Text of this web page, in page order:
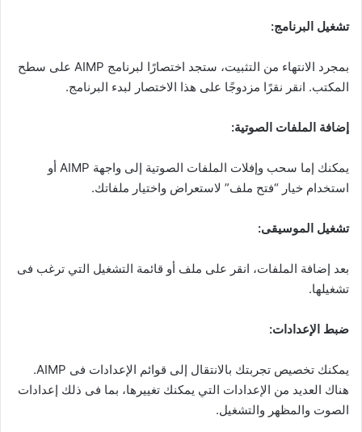
تشغيل البرنامج:
بمجرد الانتهاء من التثبيت، ستجد اختصارًا لبرنامج AIMP على سطح
المكتب. انقر نقرًا مزدوجًا على هذا الاختصار لبدء البرنامج.
إضافة الملفات الصوتية:
يمكنك إما سحب وإفلات الملفات الصوتية إلى واجهة AIMP أو
استخدام خيار “فتح ملف” لاستعراض واختيار ملفاتك.
تشغيل الموسيقى:
بعد إضافة الملفات، انقر على ملف أو قائمة التشغيل التي ترغب فى
تشغيلها.
ضبط الإعدادات:
يمكنك تخصيص تجربتك بالانتقال إلى قوائم الإعدادات فى AIMP.
هناك العديد من الإعدادات التي يمكنك تغييرها، بما فى ذلك إعدادات
الصوت والمظهر والتشغيل.